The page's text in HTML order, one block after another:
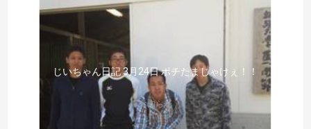
じいちゃん日記 3月24日 ポチたまじゃけぇ！！
お知らせ